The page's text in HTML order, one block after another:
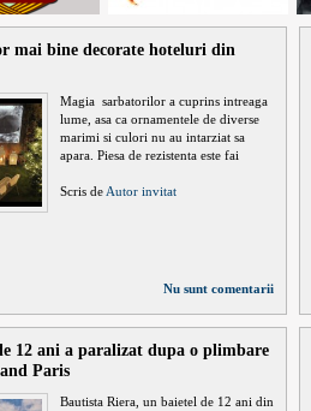
mai bine decorate hoteluri din
Magia sarbatorilor a cuprins intreaga
lume, asa ca ornamentele de diverse
marimi si culori nu au intarziat sa
apara. Piesa de rezistenta este fai
Scris de Autor invitat
Nu sunt comentarii
12 ani a paralizat dupa o plimbare
Paris
Bautista Riera, un baietel de 12 ani din